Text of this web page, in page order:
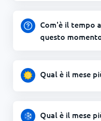
Com'è il tempo
questo
Qual è il mese
Qual è il mese